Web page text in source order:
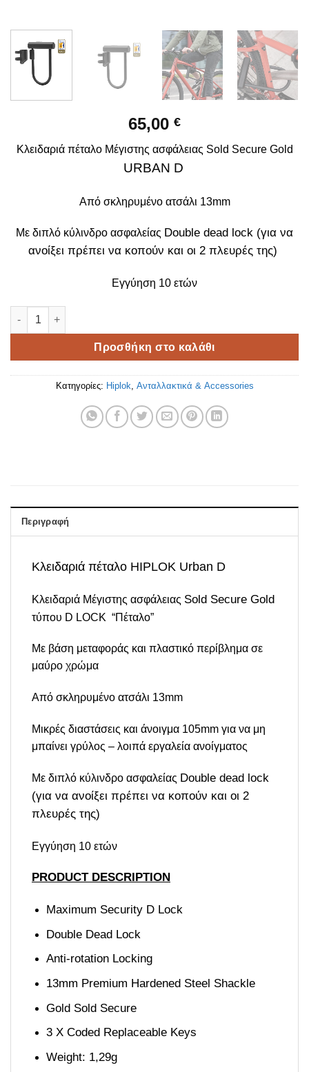
65,00 €
Κλειδαριά πέταλο Μέγιστης ασφάλειας Sold Secure Gold
URBAN D
Από σκληρυμένο ατσάλι 13mm
Με διπλό κύλινδρο ασφαλείας Double dead lock (για να
ανοίξει πρέπει να κοπούν και οι 2 πλευρές της)
Εγγύηση 10 ετών
Κλειδαριά πέταλο HIPLOK Urban D ποσότητα
Προσθήκη στο καλάθι
Κατηγορίες: Hiplok Ανταλλακτικά & Accessories
Περιγραφή
Κλειδαριά πέταλο HIPLOK Urban D
Κλειδαριά Μέγιστης ασφάλειας Sold Secure Gold
τύπου D LOCK “Πέταλο”
Με βάση μεταφοράς και πλαστικό περίβλημα σε
μαύρο χρώμα
Από σκληρυμένο ατσάλι 13mm
Μικρές διαστάσεις και άνοιγμα 105mm για να μη
μπαίνει γρύλος – λοιπά εργαλεία ανοίγματος
Με διπλό κύλινδρο ασφαλείας Double dead lock
(για να ανοίξει πρέπει να κοπούν και οι 2
πλευρές της)
Εγγύηση 10 ετών
PRODUCT DESCRIPTION
Maximum Security D Lock
Double Dead Lock
Anti-rotation Locking
13mm Premium Hardened Steel Shackle
Gold Sold Secure
3 X Coded Replaceable Keys
Weight: 1,29g